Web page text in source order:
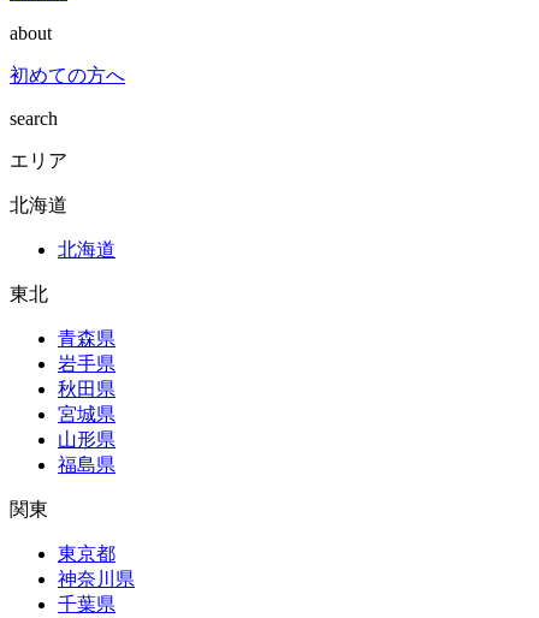
about
初めての方へ
search
エリア
北海道
北海道
東北
青森県
岩手県
秋田県
宮城県
山形県
福島県
関東
東京都
神奈川県
千葉県